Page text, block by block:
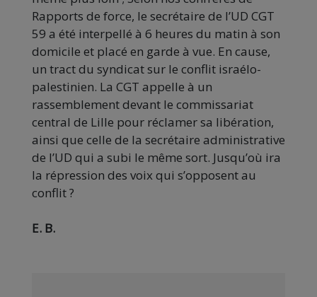
Rapports de force, le secrétaire de l’UD CGT
59 a été interpellé à 6 heures du matin à son
domicile et placé en garde à vue. En cause,
un tract du syndicat sur le conflit israélo-
palestinien. La CGT appelle à un
rassemblement devant le commissariat
central de Lille pour réclamer sa libération,
ainsi que celle de la secrétaire administrative
de l’UD qui a subi le même sort. Jusqu’où ira
la répression des voix qui s’opposent au
conflit ?
E. B.